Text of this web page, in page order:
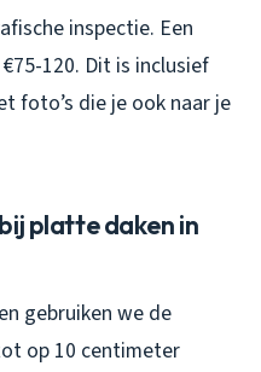
inspectie. Een
120. Dit is inclusief
foto’s die je ook naar je
platte daken in
gebruiken we de
op 10 centimeter